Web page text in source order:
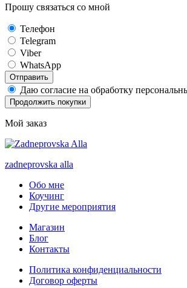
Прошу связаться со мной
Телефон
Telegram
Viber
WhatsApp
Отправить
Даю согласие на обработку
Продолжить покупки
Мой заказ
zadneprovska alla
Обо мне
Коучинг
Другие мероприятия
Магазин
Блог
Контакты
Политика конфиденциальности
Договор оферты